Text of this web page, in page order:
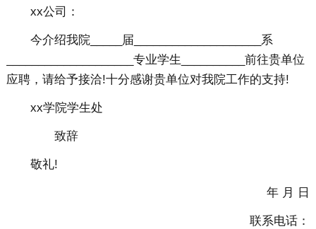
xx公司：
今介绍我院_____届____________________系
____________________专业学生__________前往贵单位
应聘，请给予接洽!十分感谢贵单位对我院工作的支持!
xx学院学生处
致辞
敬礼!
年 月 日
联系电话：